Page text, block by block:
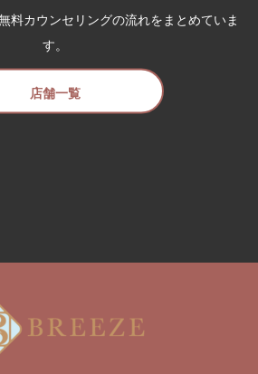
料カウンセリングの流れをまとめていま
す。
店舗一覧